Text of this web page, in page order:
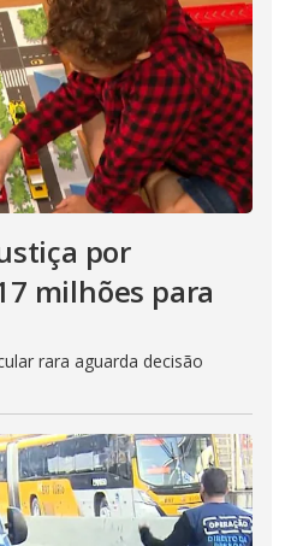
por
milhões para
rara aguarda decisão